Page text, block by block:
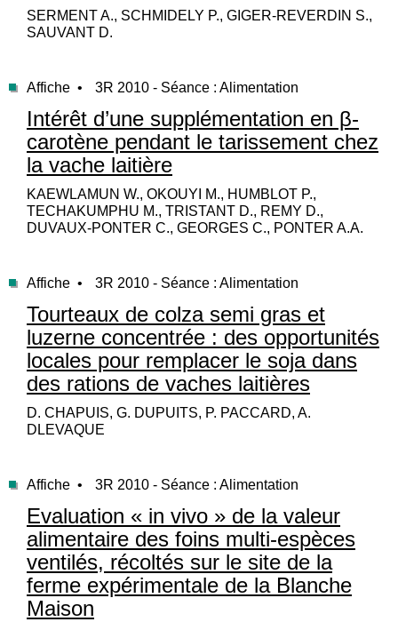
SERMENT A., SCHMIDELY P., GIGER-REVERDIN S.,
SAUVANT D.
Affiche • 3R 2010 - Séance : Alimentation
Intérêt d’une supplémentation en β-
carotène pendant le tarissement chez
la vache laitière
KAEWLAMUN W., OKOUYI M., HUMBLOT P.,
TECHAKUMPHU M., TRISTANT D., REMY D.,
DUVAUX-PONTER C., GEORGES C., PONTER A.A.
Affiche • 3R 2010 - Séance : Alimentation
Tourteaux de colza semi gras et
luzerne concentrée : des opportunités
locales pour remplacer le soja dans
des rations de vaches laitières
D. CHAPUIS, G. DUPUITS, P. PACCARD, A.
DLEVAQUE
Affiche • 3R 2010 - Séance : Alimentation
Evaluation « in vivo » de la valeur
alimentaire des foins multi-espèces
ventilés, récoltés sur le site de la
ferme expérimentale de la Blanche
Maison